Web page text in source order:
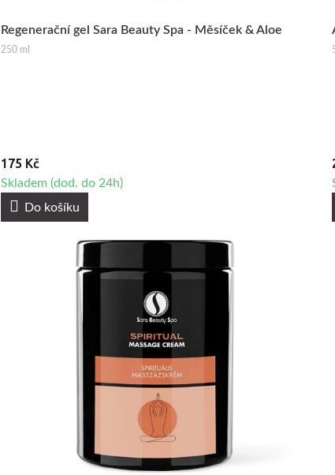
Regenerační gel Sara Beauty Spa - Měsíček & Aloe
250 ml
175 Kč
Skladem (dod. do 24h)
Do košíku